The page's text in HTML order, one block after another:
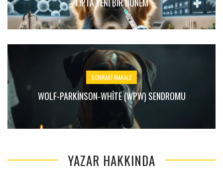
SONRAKI MAKALE
WOLF-PARKINSON-WHITE (WPW) SENDROMU
YAZAR HAKKINDA